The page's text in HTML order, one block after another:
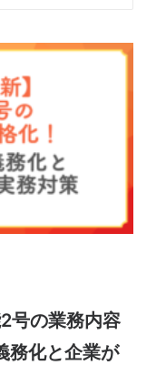
号の業務内容
務化と企業が